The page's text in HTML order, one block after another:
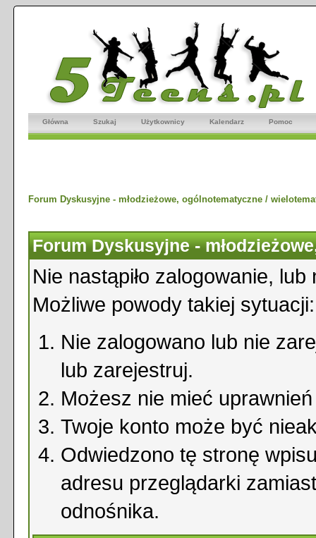
Główna Szukaj Użytkownicy Kalendarz Pomoc
Forum Dyskusyjne - młodzieżowe, ogólnotematyczne /
Forum Dyskusyjne -
Nie nastąpiło zalogowanie,
Możliwe powody takiej sytuacji:
Nie zalogowano lub nie
lub zarejestruj.
Możesz nie mieć
Twoje konto może być
Odwiedzono tę stronę
adresu przeglądarki
odnośnika.